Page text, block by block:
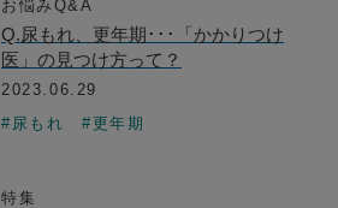
お悩みQ&A
Q.尿もれ、更年期･･･「かかりつけ
医」の見つけ方って？
2023.06.29
#尿もれ
#更年期
特集